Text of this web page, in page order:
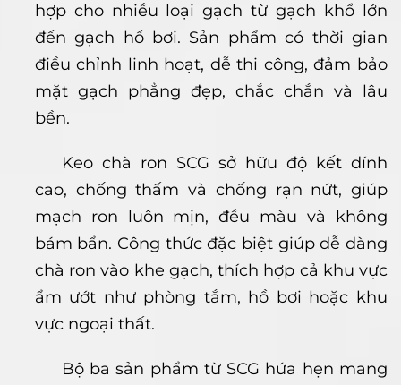
hợp cho nhiều loại gạch từ gạch khổ lớn
đến gạch hồ bơi. Sản phẩm có thời gian
điều chỉnh linh hoạt, dễ thi công, đảm bảo
mặt gạch phẳng đẹp, chắc chắn và lâu
bền.
Keo chà ron SCG sở hữu độ kết dính
cao, chống thấm và chống rạn nứt, giúp
mạch ron luôn mịn, đều màu và không
bám bẩn. Công thức đặc biệt giúp dễ dàng
chà ron vào khe gạch, thích hợp cả khu vực
ẩm ướt như phòng tắm, hồ bơi hoặc khu
vực ngoại thất.
Bộ ba sản phẩm từ SCG hứa hẹn mang